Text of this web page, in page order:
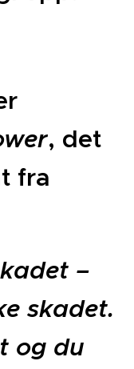
, det
fra
–
skadet.
og du